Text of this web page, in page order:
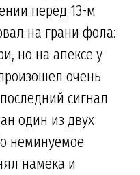
перед 13-м
на грани фола:
но на апексе у
очень
сигнал
один из двух
неминуемое
намека и